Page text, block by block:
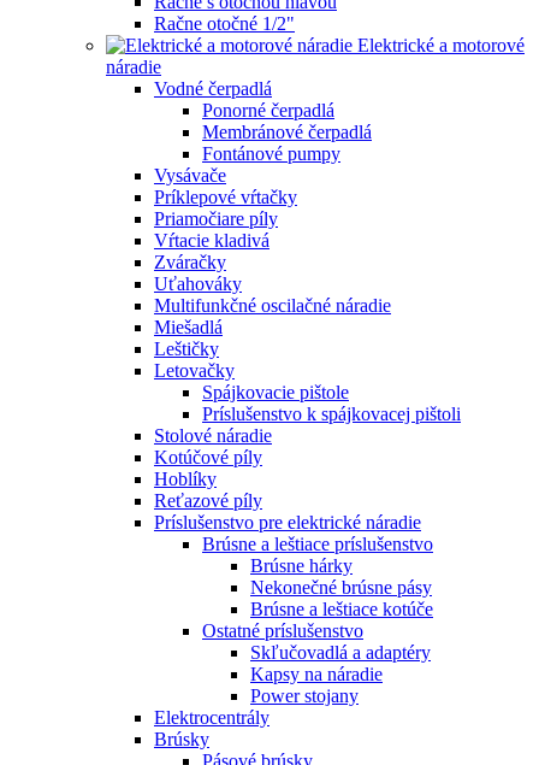
Račne otočné 1/2"
Elektrické a motorové
náradie
Vodné čerpadlá
Ponorné čerpadlá
Membránové čerpadlá
Fontánové pumpy
Vysávače
Príklepové vŕtačky
Priamočiare píly
Vŕtacie kladivá
Zváračky
Uťahováky
Multifunkčné oscilačné náradie
Miešadlá
Leštičky
Letovačky
Spájkovacie pištole
Príslušenstvo k spájkovacej pištoli
Stolové náradie
Kotúčové píly
Hoblíky
Reťazové píly
Príslušenstvo pre elektrické náradie
Brúsne a leštiace príslušenstvo
Brúsne hárky
Nekonečné brúsne pásy
Brúsne a leštiace kotúče
Ostatné príslušenstvo
Skľučovadlá a adaptéry
Kapsy na náradie
Power stojany
Elektrocentrály
Brúsky
Pásové brúsky